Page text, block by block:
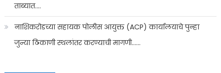
ताब्यात….
नाशिकरोडच्या सहायक पोलीस आयुक्त (ACP) कार्यालयाचे पुन्हा
जुन्या ठिकाणी स्थलांतर करण्याची मागणी……